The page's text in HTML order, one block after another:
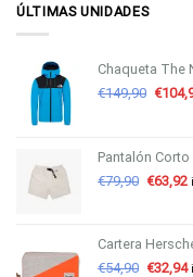
ÚLTIMAS UNIDADES
Chaqueta The
€149,90 €
Pantalón Corto
€79,90 €63,92
Cartera
€54,90 €32,94